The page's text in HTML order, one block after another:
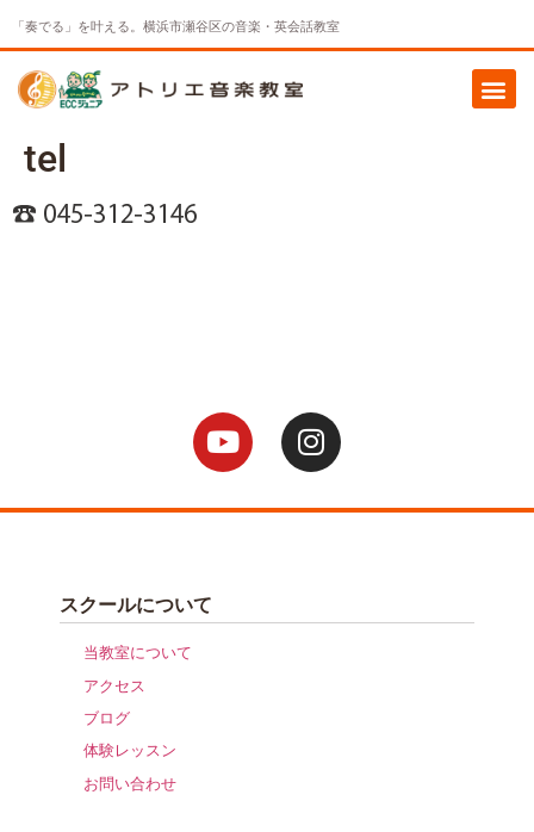
「奏でる」を叶える。横浜市瀬谷区の音楽・英会話教室
tel
スクールについて
当教室について
アクセス
ブログ
体験レッスン
お問い合わせ